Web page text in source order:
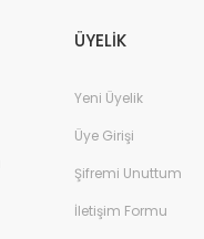
ÜYELİK
Yeni Üyelik
Üye Girişi
Şifremi Unuttum
İletişim Formu